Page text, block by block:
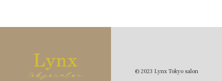
© 2023 Lynx Tokyo salon